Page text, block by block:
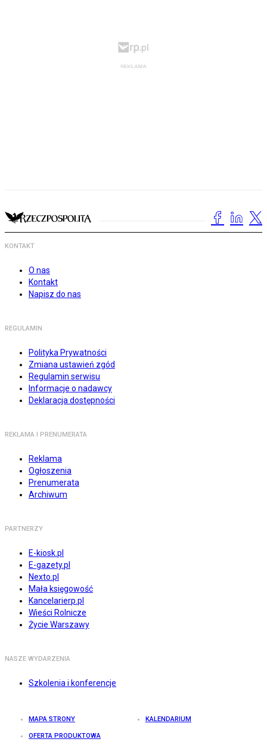
KONTAKT
O nas
Kontakt
Napisz do nas
REGULAMIN
Polityka Prywatności
Zmiana ustawień zgód
Regulamin serwisu
Informacje o nadawcy
Deklaracja dostępności
REKLAMA I PRENUMERATA
Reklama
Ogłoszenia
Prenumerata
Archiwum
PARTNERZY
E-kiosk.pl
E-gazety.pl
Nexto.pl
Mała księgowość
Kancelarierp.pl
Wieści Rolnicze
Życie Warszawy
NASZE WYDARZENIA
Szkolenia i konferencje
MAPA STRONY KALENDARIUM
OFERTA PRODUKTOWA